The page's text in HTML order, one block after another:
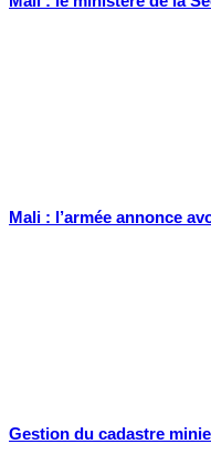
Mali : l’armée annonce
Gestion du cadastre